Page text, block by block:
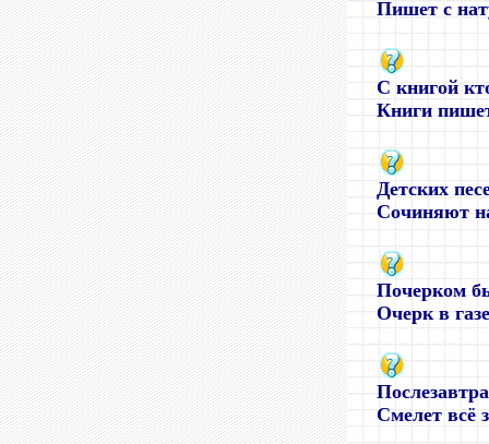
Пишет с
С книгой
Книги
Детских
Сочиняют
Почерком
Очерк в
Смелет всё